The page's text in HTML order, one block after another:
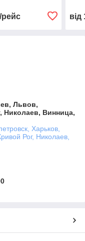
від
Львов,
Николаев, Винница,
Харьков,
Рог, Николаев,